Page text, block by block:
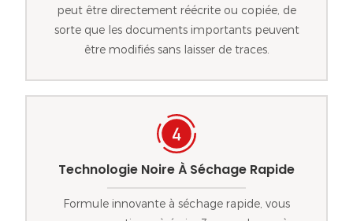
peut être directement réécrite ou copiée, de
sorte que les documents importants peuvent
être modifiés sans laisser de traces.
Technologie Noire À Séchage Rapide
Formule innovante à séchage rapide, vous